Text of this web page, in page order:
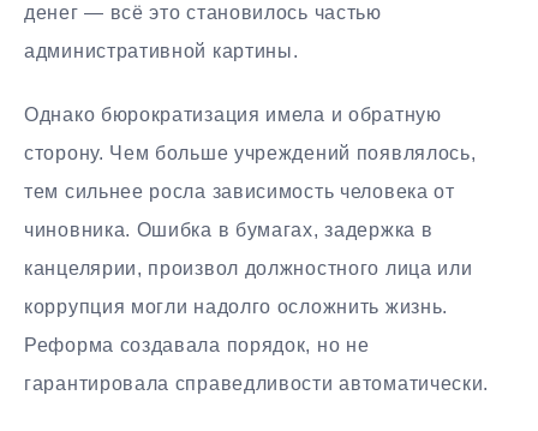
денег — всё это становилось частью
административной картины.
Однако бюрократизация имела и обратную
сторону. Чем больше учреждений появлялось,
тем сильнее росла зависимость человека от
чиновника. Ошибка в бумагах, задержка в
канцелярии, произвол должностного лица или
коррупция могли надолго осложнить жизнь.
Реформа создавала порядок, но не
гарантировала справедливости автоматически.